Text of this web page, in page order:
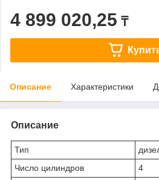
4 899 020,25 ₸
Описание Характеристики
Описание
Тип
Число цилиндров
4